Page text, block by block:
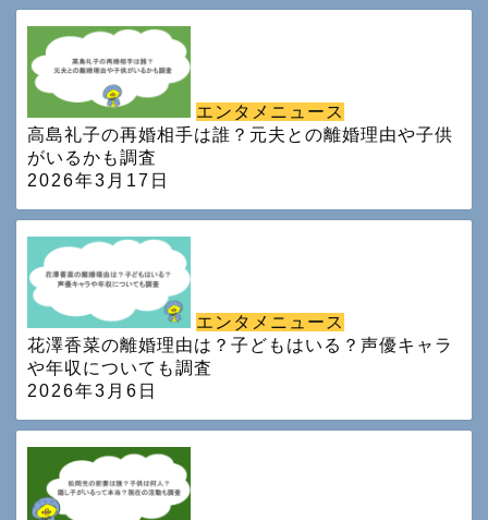
エンタメニュース
高島礼子の再婚相手は誰？元夫との離婚理由や子供
がいるかも調査
2026年3月17日
エンタメニュース
花澤香菜の離婚理由は？子どもはいる？声優キャラ
や年収についても調査
2026年3月6日